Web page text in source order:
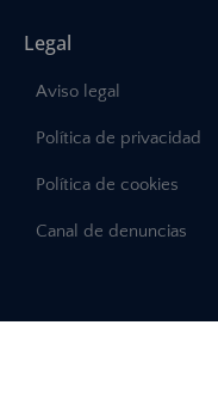
Legal
Aviso legal
Política de privacidad
Política de cookies
Canal de denuncias